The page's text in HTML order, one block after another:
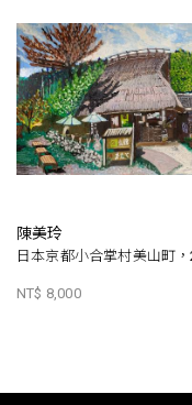
陳美玲
日本京都小合掌村美山町
NT$ 8,000